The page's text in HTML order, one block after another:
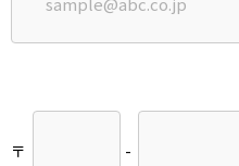
〒 -